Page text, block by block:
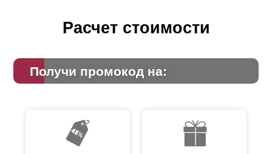
Расчет стоимости
Получи промокод на: